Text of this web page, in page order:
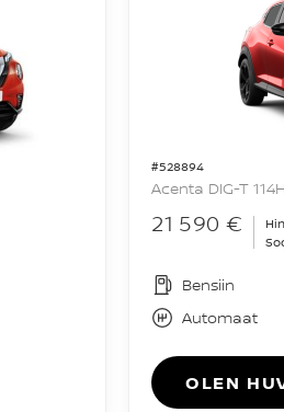
#528894
Acenta DIG-T
21 590 €
Bensiin
Automaat
OLEN